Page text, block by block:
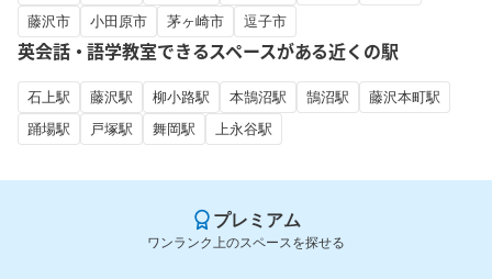
藤沢市
小田原市 茅ヶ崎市 逗子市
英会話・語学教室できるスペースがある近くの駅
石上駅 藤沢駅 柳小路駅 本鵠沼駅 鵠沼駅
藤沢本町駅
踊場駅
戸塚駅 舞岡駅 上永谷駅
プレミアム
ワンランク上のスペースを探せる